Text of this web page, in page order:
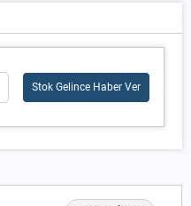
Stok Gelince Haber Ver